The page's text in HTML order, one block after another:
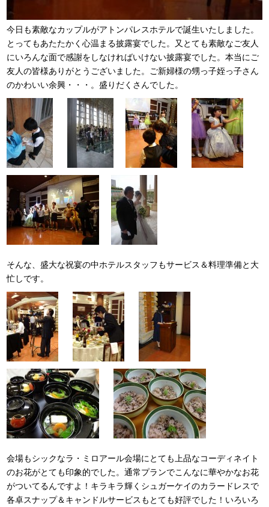
今日も素敵なカップルがアトンパレスホテルで誕生いたしました。
とってもあたたかく心温まる披露宴でした。又とても素敵なご友人
にいろんな面で感謝をしなければいけない披露宴でした。本当にご
友人の皆様ありがとうございました。ご新婦様の甥っ子姪っ子さん
のかわいい余興・・・。盛りだくさんでした。
そんな、盛大な祝宴の中ホテルスタッフもサービス＆料理準備と大
忙しです。
会場もシックなラ・ミロアール会場にとても上品なコーディネイト
のお花がとても印象的でした。通常プランでこんなに華やかなお花
がついてるんですよ！キラキラ輝くシュガーケイのカラードレスで
各卓スナップ＆キャンドルサービスもとても好評でした！いろいろ